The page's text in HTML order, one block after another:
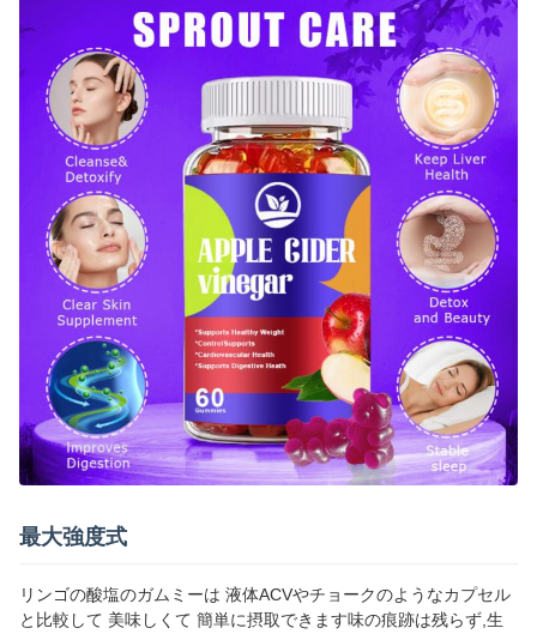
最大強度式
リンゴの酸塩のガムミーは 液体ACVやチョークのようなカプセル
と比較して 美味しくて 簡単に摂取できます味の痕跡は残らず,生